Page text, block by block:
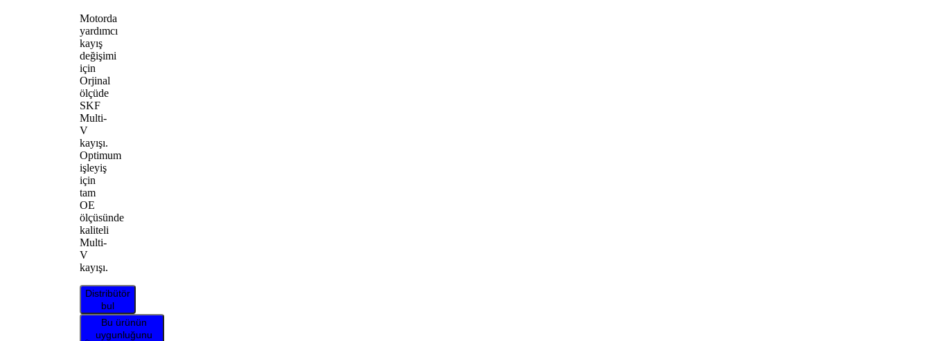
Motorda
yardımcı
kayış
değişimi
için
Orjinal
ölçüde
SKF
Multi-
V
kayışı.
Optimum
işleyiş
için
tam
OE
ölçüsünde
kaliteli
Multi-
V
kayışı.
Distribütör
bul
Bu ürünün
uygunluğunu